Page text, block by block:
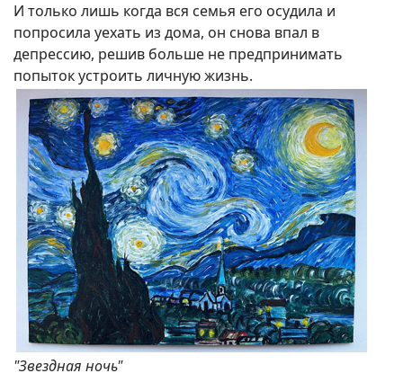
И только лишь когда вся семья его осудила и
попросила уехать из дома, он снова впал в
депрессию, решив больше не предпринимать
попыток устроить личную жизнь.
"Звездная ночь"